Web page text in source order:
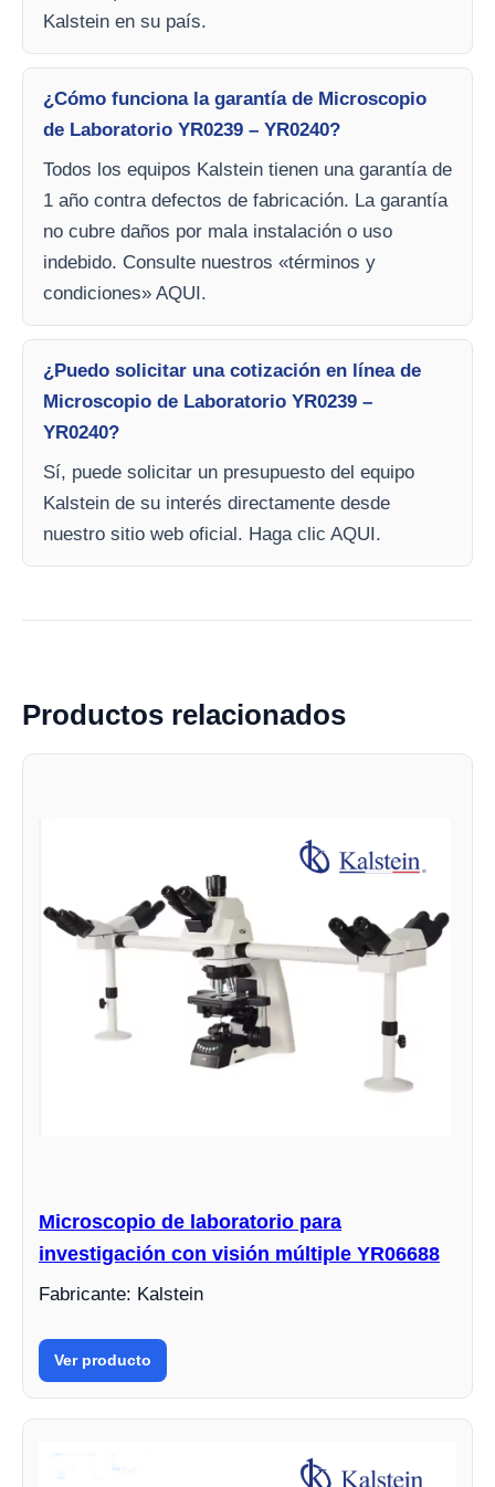
Kalstein en su país.
¿Cómo funciona la garantía de Microscopio
de Laboratorio YR0239 – YR0240?
Todos los equipos Kalstein tienen una garantía de
1 año contra defectos de fabricación. La garantía
no cubre daños por mala instalación o uso
indebido. Consulte nuestros «términos y
condiciones» AQUI.
¿Puedo solicitar una cotización en línea de
Microscopio de Laboratorio YR0239 –
YR0240?
Sí, puede solicitar un presupuesto del equipo
Kalstein de su interés directamente desde
nuestro sitio web oficial. Haga clic AQUI.
Productos relacionados
Microscopio de laboratorio para
investigación con visión múltiple YR06688
Fabricante: Kalstein
Ver producto